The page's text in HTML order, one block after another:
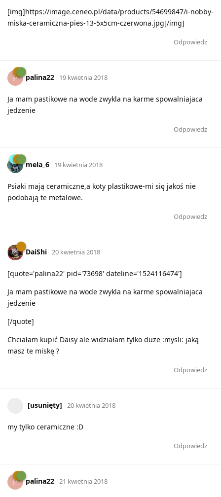
[img]https://image.ceneo.pl/data/products/54699847/i-nobby-
miska-ceramiczna-pies-13-5x5cm-czerwona.jpg[/img]
Odpowiedz
P palina22 19 kwietnia 2018
Ja mam pastikowe na wode zwykla na karme spowalniajaca
jedzenie
Odpowiedz
mela_6 19 kwietnia 2018
Psiaki mają ceramiczne,a koty plastikowe-mi się jakoś nie
podobają te metalowe.
Odpowiedz
DaiShi 20 kwietnia 2018
[quote='palina22' pid='73698' dateline='1524116474']
Ja mam pastikowe na wode zwykla na karme spowalniajaca
jedzenie
[/quote]
Chciałam kupić Daisy ale widziałam tylko duże :mysli: jaką
masz te miskę ?
Odpowiedz
[usunięty] 20 kwietnia 2018
my tylko ceramiczne :D
Odpowiedz
P palina22 21 kwietnia 2018